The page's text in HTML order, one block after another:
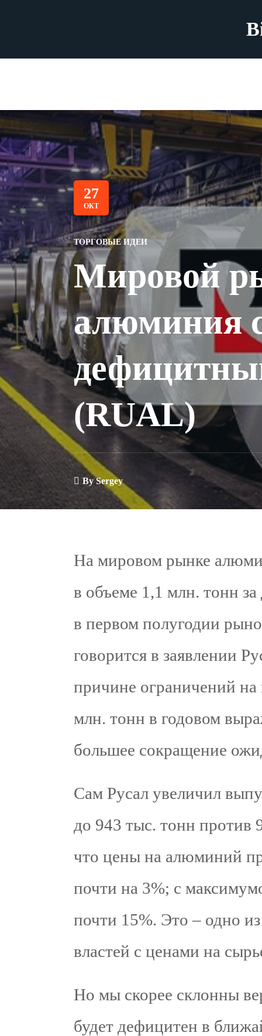
27
ОКТ
ТОРГОВЫЕ ИДЕИ
Мировой
алюминия
(RUAL)
BySergey
На мировом рынке
в объеме 1,1 млн. тонн за
в первом полугодии
говорится в заявлении
причине ограничений на
млн. тонн в годовом
большее сокращение
Сам Русал увеличил
до 943 тыс. тонн против
что цены на алюминий
почти на 3%; с
почти 15%. Это – одно
властей с ценами на
Но мы скорее склонны
будет дефицитен в